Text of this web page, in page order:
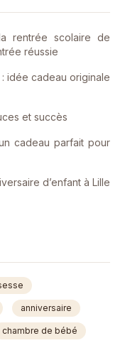
rentrée scolaire de
réussie
idée cadeau originale
et succès
cadeau parfait pour
d’enfant à Lille
anniversaire
chambre de bébé